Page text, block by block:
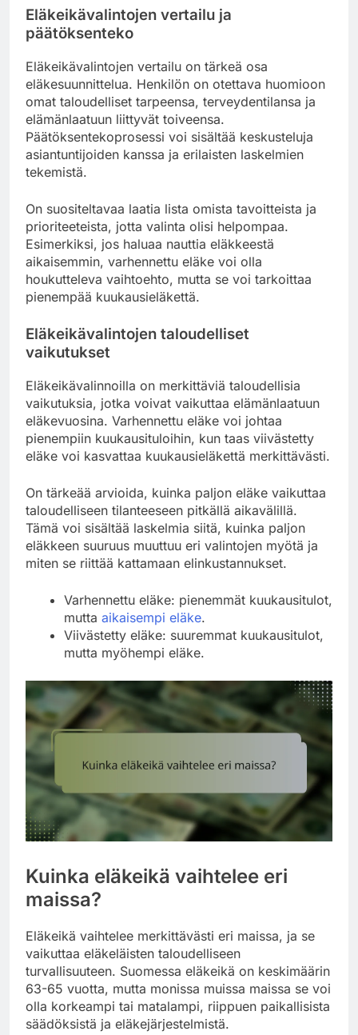
Eläkeikävalintojen vertailu ja
päätöksenteko
Eläkeikävalintojen vertailu on tärkeä osa
eläkesuunnittelua. Henkilön on otettava huomioon
omat taloudelliset tarpeensa, terveydentilansa ja
elämänlaatuun liittyvät toiveensa.
Päätöksentekoprosessi voi sisältää keskusteluja
asiantuntijoiden kanssa ja erilaisten laskelmien
tekemistä.
On suositeltavaa laatia lista omista tavoitteista ja
prioriteeteista, jotta valinta olisi helpompaa.
Esimerkiksi, jos haluaa nauttia eläkkeestä
aikaisemmin, varhennettu eläke voi olla
houkutteleva vaihtoehto, mutta se voi tarkoittaa
pienempää kuukausieläkettä.
Eläkeikävalintojen taloudelliset
vaikutukset
Eläkeikävalinnoilla on merkittäviä taloudellisia
vaikutuksia, jotka voivat vaikuttaa elämänlaatuun
eläkevuosina. Varhennettu eläke voi johtaa
pienempiin kuukausituloihin, kun taas viivästetty
eläke voi kasvattaa kuukausieläkettä merkittävästi.
On tärkeää arvioida, kuinka paljon eläke vaikuttaa
taloudelliseen tilanteeseen pitkällä aikavälillä.
Tämä voi sisältää laskelmia siitä, kuinka paljon
eläkkeen suuruus muuttuu eri valintojen myötä ja
miten se riittää kattamaan elinkustannukset.
Varhennettu eläke: pienemmät kuukausitulot,
mutta aikaisempi eläke.
Viivästetty eläke: suuremmat kuukausitulot,
mutta myöhempi eläke.
Kuinka eläkeikä vaihtelee eri
maissa?
Eläkeikä vaihtelee merkittävästi eri maissa, ja se
vaikuttaa eläkeläisten taloudelliseen
turvallisuuteen. Suomessa eläkeikä on keskimäärin
63-65 vuotta, mutta monissa muissa maissa se voi
olla korkeampi tai matalampi, riippuen paikallisista
säädöksistä ja eläkejärjestelmistä.